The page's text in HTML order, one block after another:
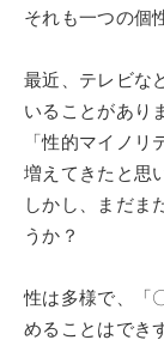
それも一つの個
最近、テレビな
いることがあり
「性的マイノ
増えてきたと思
しかし、まだま
うか？
性は多様で、「
めることはでき